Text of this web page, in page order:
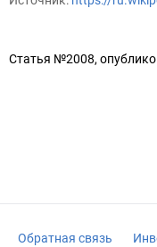
Статья №2008,
Обратная связь